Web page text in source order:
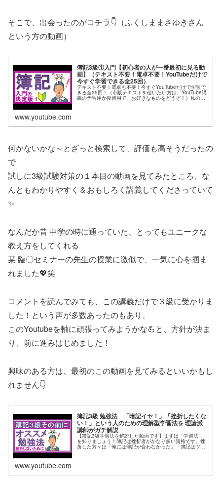
そこで、出会ったのがコチラ👇（ふくしままさゆきさん
という方の動画）
簿記3級①入門【初心者の人が一番最初に見る動
画】（テキスト不要！電卓不要！YouTubeだけで
今すぐ学習できる全25回）
テキスト不要！電卓も不要！今すぐYouTubeだけで学習で
きる全25回！（市販テキストを使いたい方は、YouTube講
義の予習用か復習用で、お好きなものをどうぞ！）私の講
義の解説が豊富です。有料講座・無料講座問わず、明らか
www.youtube.com
何かないかな～とざっと検索して、評価も高そうだったの
で
試しに3級試験対策の１本目の動画を見てみたところ、な
んともわかりやすく＆おもしろく講義してくださっていて
✨
なんだか昔 中学の時に通っていた、とってもユニークな
教え方をしてくれる
某 臨〇セミナーの先生の授業に激似で、一気に心を掴ま
れました💖笑
コメントを読んでみても、この講義だけで３級に受かりま
した！という声が多数あったのもあり、
このYoutubeを軸に頑張ってみようかな💪と、方針が決ま
り、前に進みはじめました！
興味のある方は、最初のこの動画を見てみるといいかもし
れません👇
簿記3級 勉強法 「暗記イヤ！」「挫折したくな
い！」という人のための理解型学習法を 理論派
講師がガチ解説
【簿記3級学習法を解説した動画です】まずは「学習法」
を知りましょう！簿記は挫折者がかなり多い資格です。挫
折した方々は「俺には簿記が合わなかった」「簿記はツマ
www.youtube.com